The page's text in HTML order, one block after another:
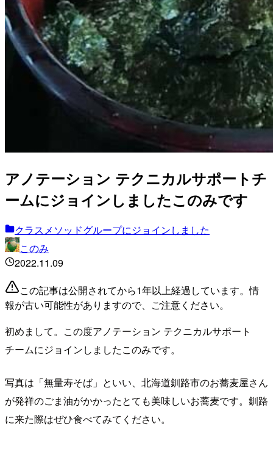
アノテーション テクニカルサポートチ
ームにジョインしましたこのみです
クラスメソッドグループにジョインしました
このみ
2022.11.09
この記事は公開されてから1年以上経過しています。情
報が古い可能性がありますので、ご注意ください。
初めまして。この度アノテーション テクニカルサポート
チームにジョインしましたこのみです。
写真は「無量寿そば」といい、北海道釧路市のお蕎麦屋さん
が発祥のごま油がかかったとても美味しいお蕎麦です。釧路
に来た際はぜひ食べてみてください。